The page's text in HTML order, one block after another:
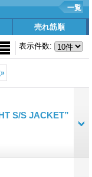
一覧
売れ筋順
表示件数:
»
S/S JACKET”